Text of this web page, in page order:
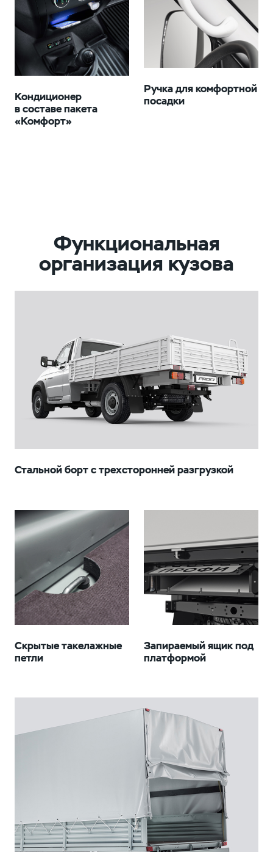
Кондиционер
в составе пакета
«Комфорт»
Ручка для комфортной
посадки
Функциональная
организация кузова
Стальной борт с трехсторонней разгрузкой
Скрытые такелажные
петли
Запираемый ящик под
платформой